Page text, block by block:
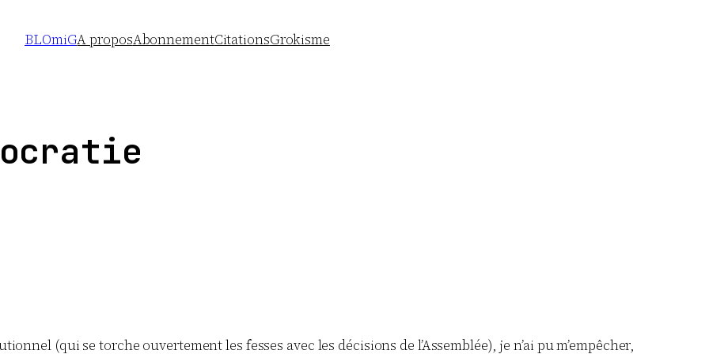
BLOmiGA proposAbonnementCitationsGrokisme
(qui se torche ouvertement les fesses avec les décisions de l’Assemblée), je n’ai pu m’empêcher,